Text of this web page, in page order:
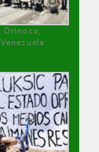
Orinoco,
Venezuela